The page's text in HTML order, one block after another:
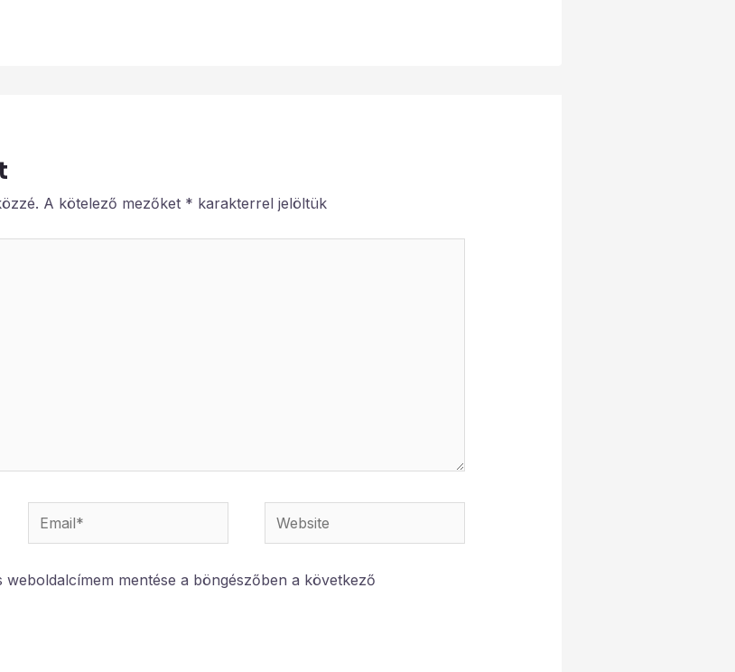
A kötelező mezőket * karakterrel jelöltük
Email* Website
weboldalcímem mentése a böngészőben a következő